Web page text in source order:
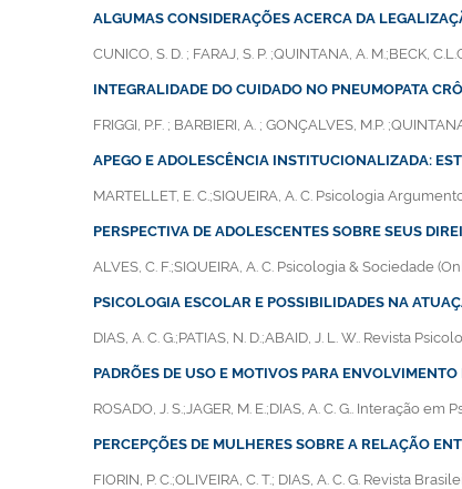
ALGUMAS CONSIDERAÇÕES ACERCA DA
CUNICO, S. D. ; FARAJ, S. P. ;QUINTANA, A. M.;BECK,
INTEGRALIDADE DO CUIDADO NO PNEUMOPATA
FRIGGI, P.F. ; BARBIERI, A. ; GONÇALVES, M.P.
APEGO E ADOLESCÊNCIA INSTITUCIONALIZADA:
MARTELLET, E. C.;SIQUEIRA, A. C. Psicologia
PERSPECTIVA DE ADOLESCENTES SOBRE SEUS
ALVES, C. F.;SIQUEIRA, A. C. Psicologia & Sociedade
PSICOLOGIA ESCOLAR E POSSIBILIDADES NA
DIAS, A. C. G.;PATIAS, N. D.;ABAID, J. L. W.. Revista
PADRÕES DE USO E MOTIVOS PARA
ROSADO, J. S.;JAGER, M. E.;DIAS, A. C. G.. Interação em
PERCEPÇÕES DE MULHERES SOBRE A RELAÇÃO
FIORIN, P. C.;OLIVEIRA, C. T.; DIAS, A. C. G. Revista